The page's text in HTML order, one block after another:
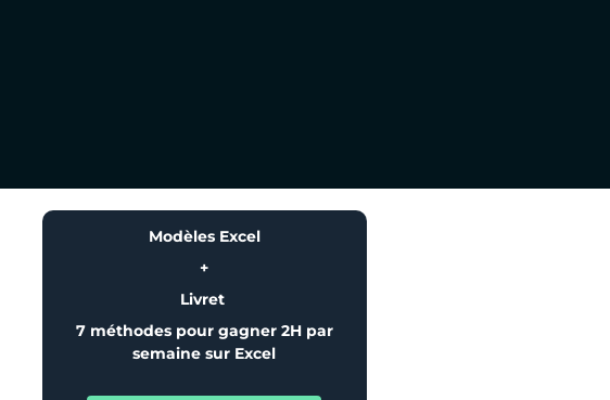
Modèles Excel
+
Livret
7 méthodes pour gagner 2H par
semaine sur Excel